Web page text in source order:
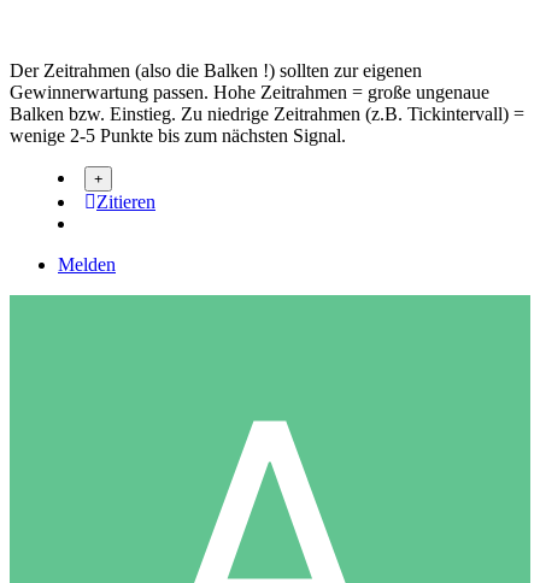
Der Zeitrahmen (also die Balken !) sollten zur eigenen
Gewinnerwartung passen. Hohe Zeitrahmen = große ungenaue
Balken bzw. Einstieg. Zu niedrige Zeitrahmen (z.B. Tickintervall) =
wenige 2-5 Punkte bis zum nächsten Signal.
Zitieren
Melden